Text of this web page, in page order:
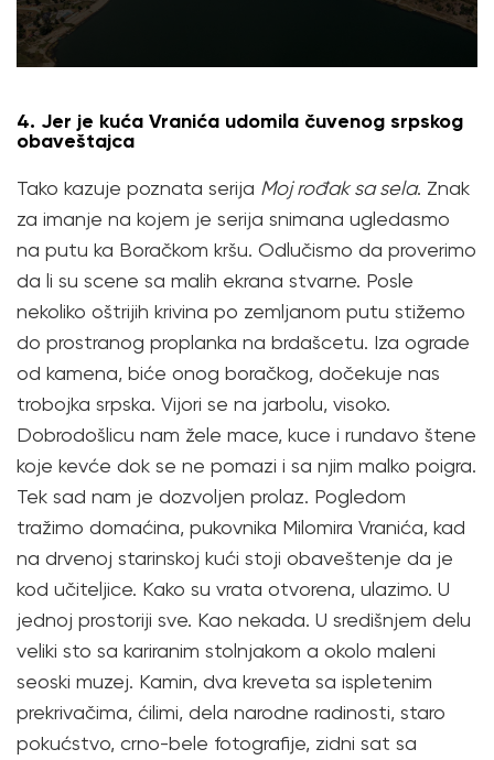
4. Jer je kuća Vranića udomila čuvenog srpskog
obaveštajca
Tako kazuje poznata serija Moj rođak sa sela. Znak
za imanje na kojem je serija snimana ugledasmo
na putu ka Boračkom kršu. Odlučismo da proverimo
da li su scene sa malih ekrana stvarne. Posle
nekoliko oštrijih krivina po zemljanom putu stižemo
do prostranog proplanka na brdašcetu. Iza ograde
od kamena, biće onog boračkog, dočekuje nas
trobojka srpska. Vijori se na jarbolu, visoko.
Dobrodošlicu nam žele mace, kuce i rundavo štene
koje kevće dok se ne pomazi i sa njim malko poigra.
Tek sad nam je dozvoljen prolaz. Pogledom
tražimo domaćina, pukovnika Milomira Vranića, kad
na drvenoj starinskoj kući stoji obaveštenje da je
kod učiteljice. Kako su vrata otvorena, ulazimo. U
jednoj prostoriji sve. Kao nekada. U središnjem delu
veliki sto sa kariranim stolnjakom a okolo maleni
seoski muzej. Kamin, dva kreveta sa ispletenim
prekrivačima, ćilimi, dela narodne radinosti, staro
pokućstvo, crno-bele fotografije, zidni sat sa